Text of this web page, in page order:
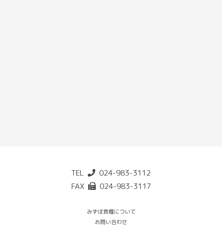
TEL
024-983-3112
FAX
024-983-3117
みずほ食糧について
お問い合わせ